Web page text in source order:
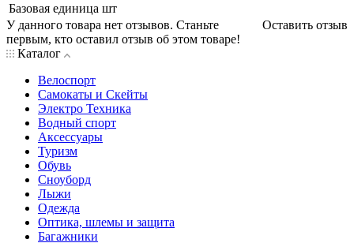
Базовая единица шт
Оставить отзыв
У данного товара нет отзывов. Станьте
первым, кто оставил отзыв об этом товаре!
Каталог
Велоспорт
Самокаты и Скейты
Электро Техника
Водный спорт
Аксессуары
Туризм
Обувь
Сноуборд
Лыжи
Одежда
Оптика, шлемы и защита
Багажники